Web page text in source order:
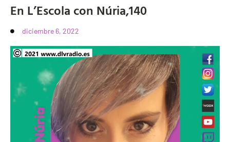
En L’Escola con Núria,140
diciembre 6, 2022